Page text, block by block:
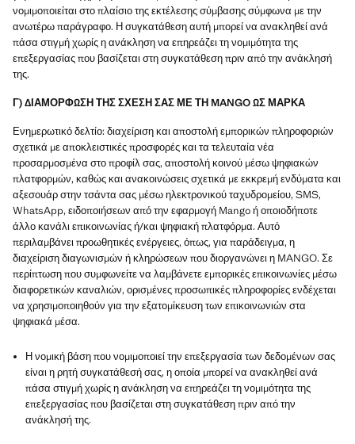
νομιμοποιείται στο πλαίσιο της εκτέλεσης σύμβασης σύμφωνα με την
ανωτέρω παράγραφο. Η συγκατάθεση αυτή μπορεί να ανακληθεί ανά
πάσα στιγμή χωρίς η ανάκληση να επηρεάζει τη νομιμότητα της
επεξεργασίας που βασίζεται στη συγκατάθεση πριν από την ανάκλησή
της.
Γ) ΔΙΑΜΟΡΦΩΣΗ ΤΗΣ ΣΧΕΣΗ ΣΑΣ ΜΕ ΤΗ MANGO ΩΣ ΜΑΡΚΑ
Ενημερωτικό δελτίο: διαχείριση και αποστολή εμπορικών πληροφοριών
σχετικά με αποκλειστικές προσφορές και τα τελευταία νέα
προσαρμοσμένα στο προφίλ σας, αποστολή κοινού μέσω ψηφιακών
πλατφορμών, καθώς και ανακοινώσεις σχετικά με εκκρεμή ενδύματα και
αξεσουάρ στην τσάντα σας μέσω ηλεκτρονικού ταχυδρομείου, SMS,
WhatsApp, ειδοποιήσεων από την εφαρμογή Mango ή οποιοδήποτε
άλλο κανάλι επικοινωνίας ή/και ψηφιακή πλατφόρμα. Αυτό
περιλαμβάνει προωθητικές ενέργειες, όπως, για παράδειγμα, η
διαχείριση διαγωνισμών ή κληρώσεων που διοργανώνει η MANGO. Σε
περίπτωση που συμφωνείτε να λαμβάνετε εμπορικές επικοινωνίες μέσω
διαφορετικών καναλιών, ορισμένες προσωπικές πληροφορίες ενδέχεται
να χρησιμοποιηθούν για την εξατομίκευση των επικοινωνιών στα
ψηφιακά μέσα.
Η νομική βάση που νομιμοποιεί την επεξεργασία των δεδομένων σας
είναι η ρητή συγκατάθεσή σας, η οποία μπορεί να ανακληθεί ανά
πάσα στιγμή χωρίς η ανάκληση να επηρεάζει τη νομιμότητα της
επεξεργασίας που βασίζεται στη συγκατάθεση πριν από την
ανάκλησή της.